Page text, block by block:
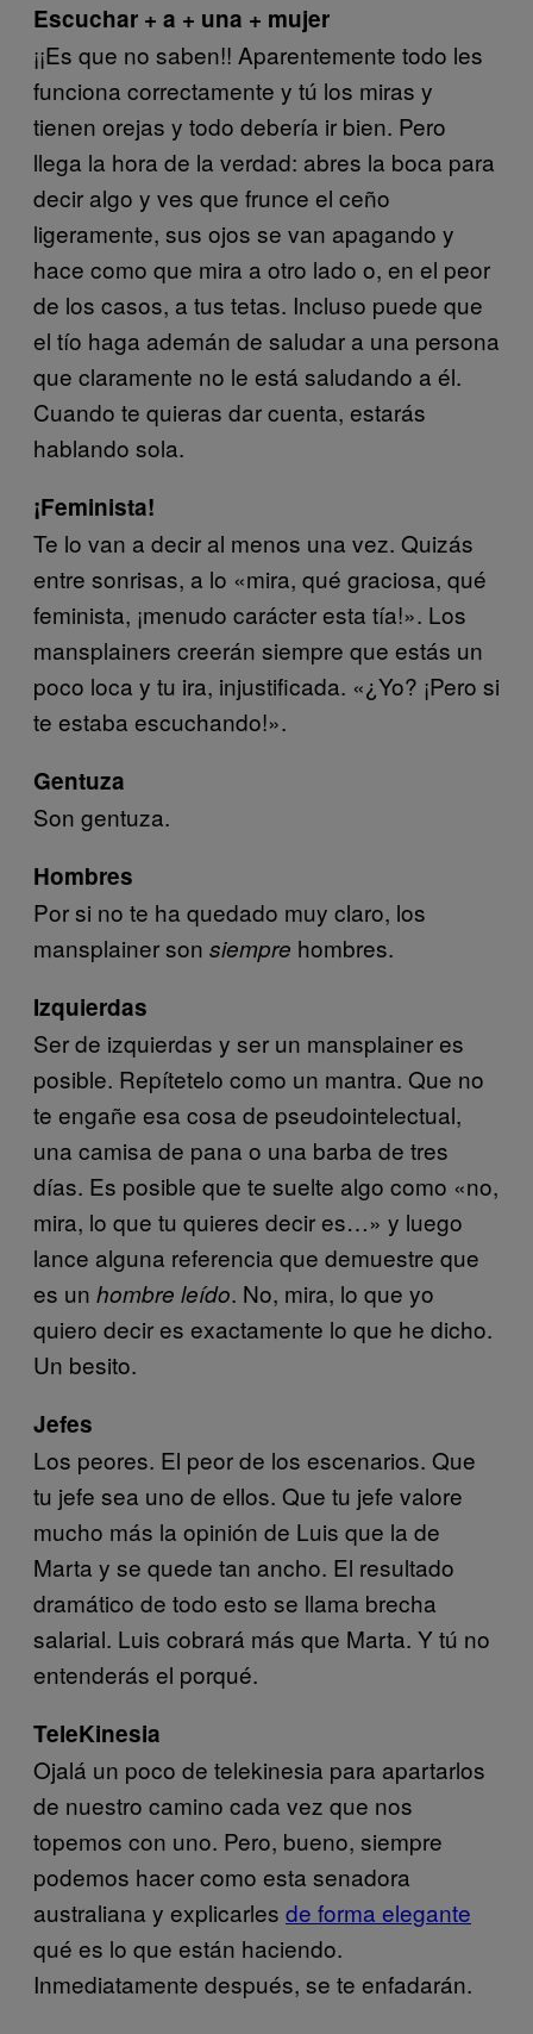
Escuchar + a + una + mujer
¡¡Es que no saben!! Aparentemente todo les
funciona correctamente y tú los miras y
tienen orejas y todo debería ir bien. Pero
llega la hora de la verdad: abres la boca para
decir algo y ves que frunce el ceño
ligeramente, sus ojos se van apagando y
hace como que mira a otro lado o, en el peor
de los casos, a tus tetas. Incluso puede que
el tío haga ademán de saludar a una persona
que claramente no le está saludando a él.
Cuando te quieras dar cuenta, estarás
hablando sola.
¡Feminista!
Te lo van a decir al menos una vez. Quizás
entre sonrisas, a lo «mira, qué graciosa, qué
feminista, ¡menudo carácter esta tía!». Los
mansplainers creerán siempre que estás un
poco loca y tu ira, injustificada. «¿Yo? ¡Pero si
te estaba escuchando!».
Gentuza
Son gentuza.
Hombres
Por si no te ha quedado muy claro, los
mansplainer son siempre hombres.
Izquierdas
Ser de izquierdas y ser un mansplainer es
posible. Repítetelo como un mantra. Que no
te engañe esa cosa de pseudointelectual,
una camisa de pana o una barba de tres
días. Es posible que te suelte algo como «no,
mira, lo que tu quieres decir es…» y luego
lance alguna referencia que demuestre que
es un hombre leído. No, mira, lo que yo
quiero decir es exactamente lo que he dicho.
Un besito.
Jefes
Los peores. El peor de los escenarios. Que
tu jefe sea uno de ellos. Que tu jefe valore
mucho más la opinión de Luis que la de
Marta y se quede tan ancho. El resultado
dramático de todo esto se llama brecha
salarial. Luis cobrará más que Marta. Y tú no
entenderás el porqué.
TeleKinesia
Ojalá un poco de telekinesia para apartarlos
de nuestro camino cada vez que nos
topemos con uno. Pero, bueno, siempre
podemos hacer como esta senadora
australiana y explicarles de forma elegante
qué es lo que están haciendo.
Inmediatamente después, se te enfadarán.